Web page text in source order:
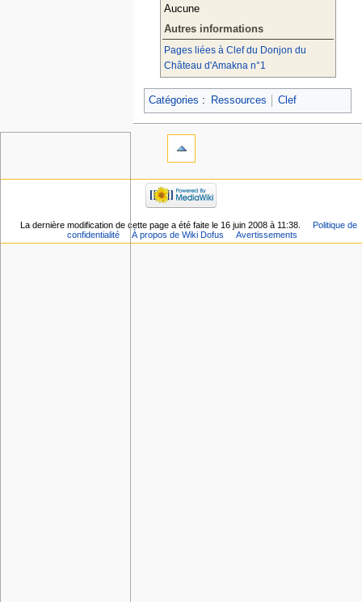
Aucune
Autres informations
Pages liées à Clef du Donjon du
Château d'Amakna n°1
Catégories : Ressources Clef
La dernière modification de cette page a été faite le 16 juin 2008 à 11:38.
Politique de
confidentialité
À propos de Wiki Dofus Avertissements